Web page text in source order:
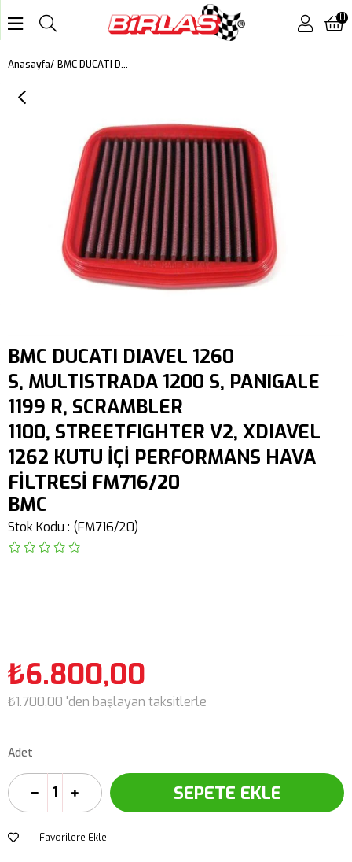
0
Anasayfa BMC DUCATI DIAVEL 1260 S, MULTISTRADA 1200 S, PANIGALE 1199 R, SCRAMBLER 1100, STREETFIGHTER V2, XDIAVEL 1262 KUTU İÇİ PERFORMANS HAVA FİLTRESİ FM716/20
BMC DUCATI DIAVEL 1260
S, MULTISTRADA 1200 S, PANIGALE
1199 R, SCRAMBLER
1100, STREETFIGHTER V2, XDIAVEL
1262 KUTU İÇİ PERFORMANS HAVA
FİLTRESİ FM716/20
BMC
Stok Kodu (FM716/20)
₺6.800,00
₺1.700,00 'den başlayan taksitlerle
Adet
Favorilere Ekle